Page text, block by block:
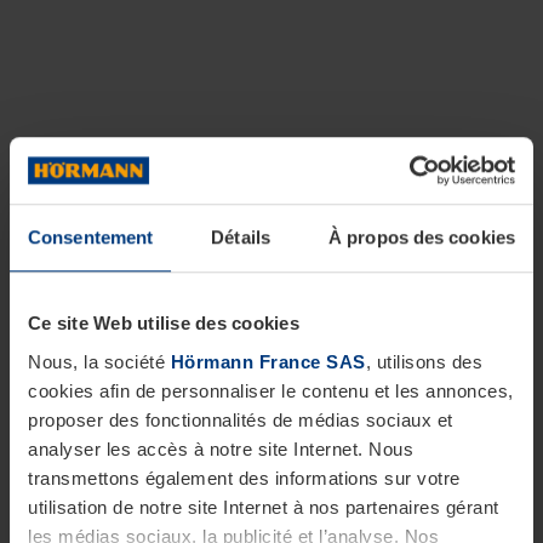
Consentement Détails À propos des cookies
Ce site Web utilise des cookies
Nous, la société Hörmann France SAS, utilisons des
cookies afin de personnaliser le contenu et les annonces,
proposer des fonctionnalités de médias sociaux et
analyser les accès à notre site Internet. Nous
transmettons également des informations sur votre
utilisation de notre site Internet à nos partenaires gérant
les médias sociaux, la publicité et l’analyse. Nos